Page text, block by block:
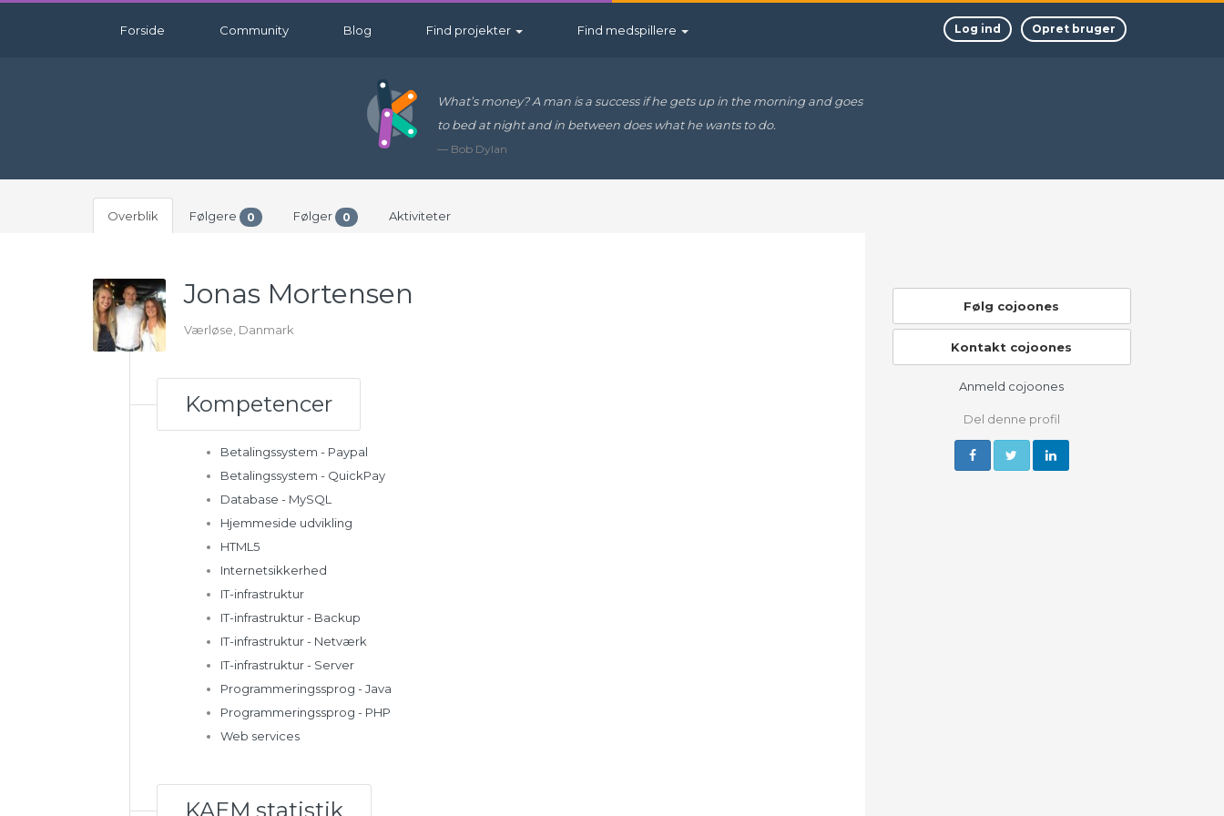
Forside Community Blog Find projekter Find medspillere Log ind Opret bruger
What’s money? A man is a success if he gets up in the morning and goes
to bed at night and in between does what he wants to do.
— Bob Dylan
Overblik Følgere 0 Følger 0 Aktiviteter
Jonas Mortensen
Værløse, Danmark
Kompetencer
Betalingssystem - Paypal
Betalingssystem - QuickPay
Database - MySQL
Hjemmeside udvikling
HTML5
Internetsikkerhed
IT-infrastruktur
IT-infrastruktur - Backup
IT-infrastruktur - Netværk
IT-infrastruktur - Server
Programmeringssprog - Java
Programmeringssprog - PHP
Web services
KAEM statistik
Følg cojoones
Kontakt cojoones
Anmeld cojoones
Del denne profil